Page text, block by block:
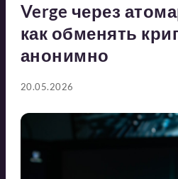
Verge через
как обменять
анонимно
20.05.2026